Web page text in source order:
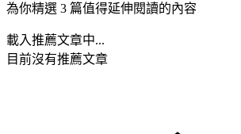
為你精選 3 篇值得延伸閱讀的內容
載入推薦文章中...
目前沒有推薦文章